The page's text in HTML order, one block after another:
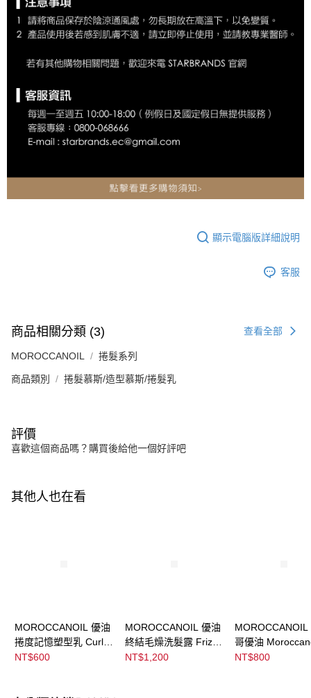
顯示電腦版詳細說明
客服
商品相關分類 (3) 查看全部
MOROCCANOIL 捲髮系列
商品類別 捲髮慕斯/造型慕斯/捲髮乳
評價
喜歡這個商品嗎？購買後給他一個好評吧
其他人也在看
MOROCCANOIL 優油
捲度記憶塑型乳 Curl
Defining Cream
NT$600
MOROCCANOIL 優油
終結毛燥洗髮露 Frizz
Control Shampoo
NT$1,200
MOROCCANOIL
哥優油
Treatment
NT$800